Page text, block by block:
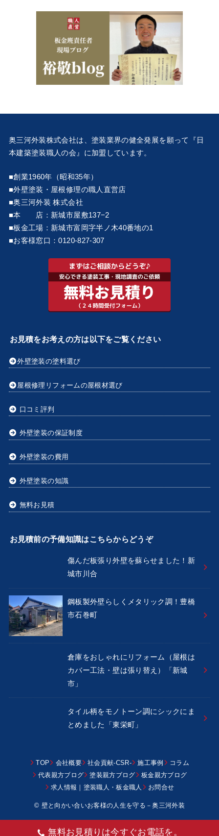
奥三河外装株式会社は、塗装業界の健全発展を願って『 日
本建築塗装職人の会 』に加盟しています。
■創業1960年（昭和35年）
■外壁塗装・屋根修理の職人直営店
■奥三河外装 株式会社
■本 店：新城市屋敷137−2
■板金工場：新城市富岡字半ノ木40番地の1
■お客様窓口：0120-827-307
お見積をお考えの方は以下をご覧ください
外壁塗装の塗料選び
屋根修理リフォームの屋根材選び
口コミ評判
外壁塗装の保証制度
外壁塗装の費用
外壁塗装の知識
無料お見積
お見積前の予備知識はこちらからどうぞ
傷んだ板張り外壁を蘇らせました！新
城市川合
鋼板製外壁らしくメタリック調！豊橋
市石巻町
倉庫をおしゃれにリフォーム（屋根は
カバー工法・壁は張り替え）「新城
市」
タイル柄をモノトーン調にシックにま
とめました「東栄町」
TOP 会社概要 社会貢献-CSR- 施工事例
コラム
代表親方ブログ
塗装親方ブログ
板金親方ブログ
求人情報｜塗装職人・板金職人
お問合せ
© 壁と向かい合いお客様の人生を守る－奥三河外装
無料お見積りは今すぐお電話を。